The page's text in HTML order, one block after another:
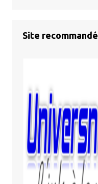
Site recommandé